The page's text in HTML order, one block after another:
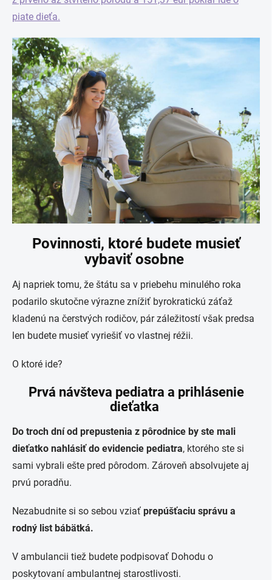
piate dieťa.
Povinnosti, ktoré budete musieť
vybaviť osobne
Aj napriek tomu, že štátu sa v priebehu minulého roka
podarilo skutočne výrazne znížiť byrokratickú záťaž
kladenú na čerstvých rodičov, pár záležitostí však predsa
len budete musieť vyriešiť vo vlastnej réžii.
O ktoré ide?
Prvá návšteva pediatra a prihlásenie
dieťatka
Do troch dní od prepustenia z pôrodnice by ste mali
dieťatko nahlásiť do evidencie pediatra, ktorého ste si
sami vybrali ešte pred pôrodom. Zároveň absolvujete aj
prvú poradňu.
Nezabudnite si so sebou vziať prepúšťaciu správu a
rodný list bábätká.
V ambulancii tiež budete podpisovať Dohodu o
poskytovaní ambulantnej starostlivosti.